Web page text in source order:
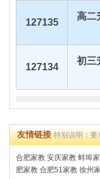
127135
高二
127134
初三
友情链接特别说明：要
合肥家教 安庆家教 蚌埠
肥家教 合肥51家教 徐州